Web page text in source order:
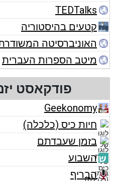
TEDTalks
קטעים בהיסטוריה
האוניברסיטה המשודרת
מיטב הספרות העברית
פודקאסט
Geekonomy
חיות כיס (כלכלה)
בזמן שעבדתם
השבוע
הבריף